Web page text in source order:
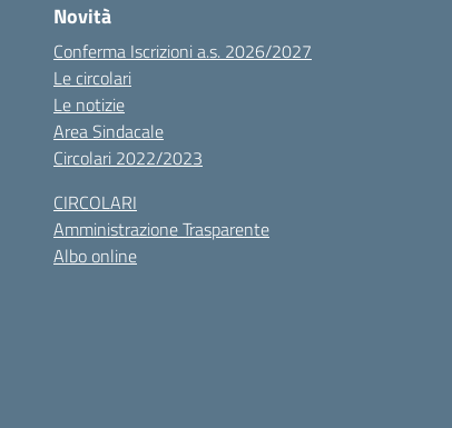
Novità
Conferma Iscrizioni a.s. 2026/2027
Le circolari
Le notizie
Area Sindacale
Circolari 2022/2023
CIRCOLARI
Amministrazione Trasparente
Albo online